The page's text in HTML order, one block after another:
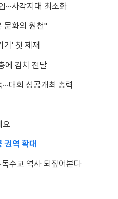
사각지대 최소화
문화의 원천"
기' 첫 제재
에 김치 전달
대회 성공개최 총력
요
권역 확대
수교 역사 되짚어본다